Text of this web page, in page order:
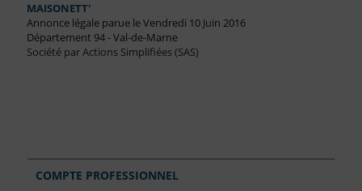
MAISONETT'
Annonce légale parue le Vendredi 10 Juin 2016
Département 94 - Val-de-Marne
Société par Actions Simplifiées (SAS)
COMPTE PROFESSIONNEL